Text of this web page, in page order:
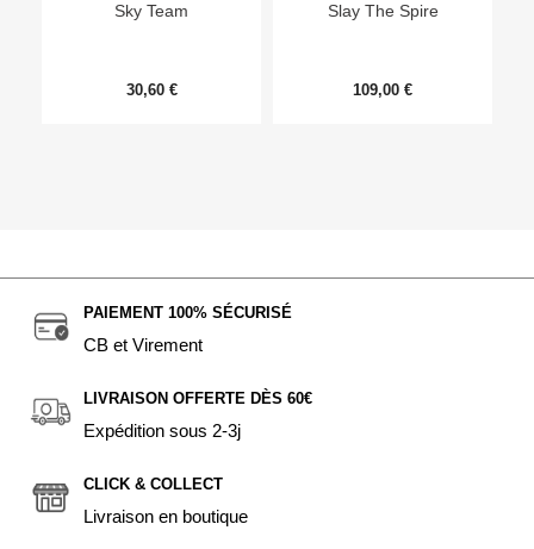
Sky Team
30,60 €
Slay The Spire
109,00 €
PAIEMENT 100% SÉCURISÉ
CB et Virement
LIVRAISON OFFERTE DÈS 60€
Expédition sous 2-3j
CLICK & COLLECT
Livraison en boutique